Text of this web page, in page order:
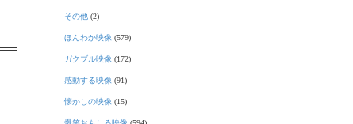
その他 (2)
ほんわか映像 (579)
ガクブル映像 (172)
感動する映像 (91)
懐かしの映像 (15)